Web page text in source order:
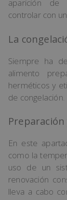
aparición de
controlar con
La
Siempre ha
alimento
herméticos y
de congelación.
En este
como la
uso de un
renovación
lleva a cabo